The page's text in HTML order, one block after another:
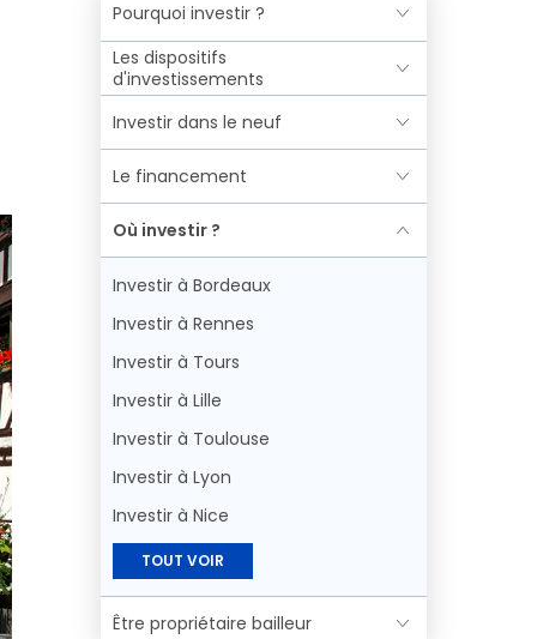
Pourquoi investir ?
Les dispositifs
d'investissements
Investir dans le neuf
Le financement
Où investir ?
Investir à Bordeaux
Investir à Rennes
Investir à Tours
Investir à Lille
Investir à Toulouse
Investir à Lyon
Investir à Nice
TOUT VOIR
Être propriétaire bailleur